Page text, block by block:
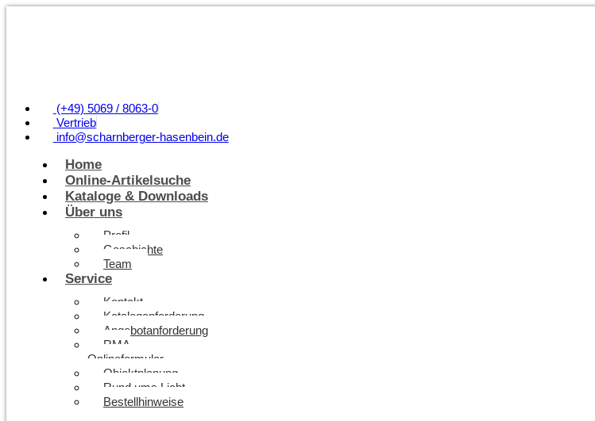
(+49) 5069 / 8063-0
Vertrieb
info@scharnberger-hasenbein.de
Home
Online-Artikelsuche
Kataloge & Downloads
Über uns
Profil
Geschichte
Team
Service
Kontakt
Kataloganforderung
Angebotanforderung
RMA
Onlineformular
Objektplanung
Rund ums Licht
Bestellhinweise